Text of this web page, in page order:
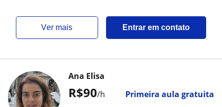
ver mais Entrar em contato
R$90/h Primeira aula gratuita
Ana Elisa